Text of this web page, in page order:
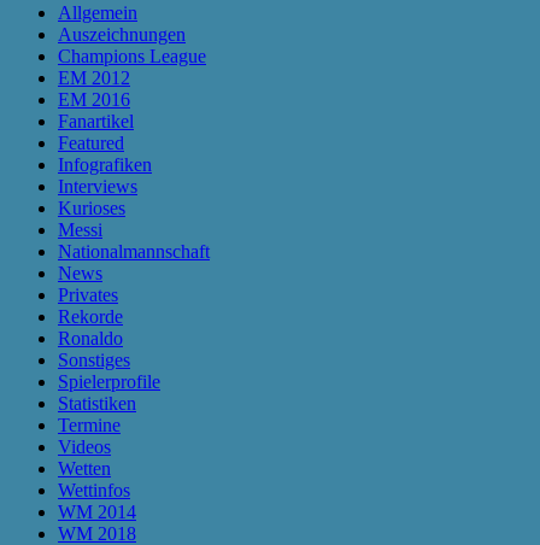
Allgemein
Auszeichnungen
Champions League
EM 2012
EM 2016
Fanartikel
Featured
Infografiken
Interviews
Kurioses
Messi
Nationalmannschaft
News
Privates
Rekorde
Ronaldo
Sonstiges
Spielerprofile
Statistiken
Termine
Videos
Wetten
Wettinfos
WM 2014
WM 2018